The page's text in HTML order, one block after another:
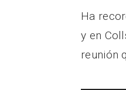
Ha
y en
reunión